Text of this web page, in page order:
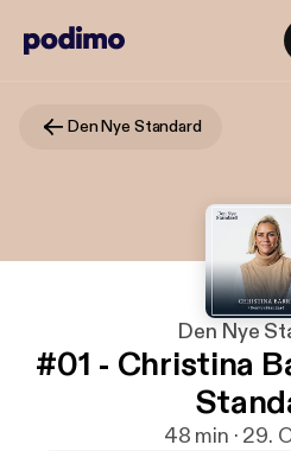
Den Nye Standard
Den Nye
#01 - Christina
48 min · 29.